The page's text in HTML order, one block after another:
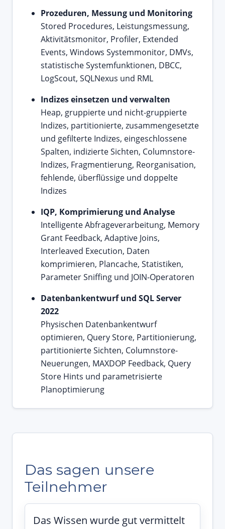
Prozeduren, Messung und Monitoring
Stored Procedures, Leistungsmessung,
Aktivitätsmonitor, Profiler, Extended
Events, Windows Systemmonitor, DMVs,
statistische Systemfunktionen, DBCC,
LogScout, SQLNexus und RML
Indizes einsetzen und verwalten
Heap, gruppierte und nicht-gruppierte
Indizes, partitionierte, zusammengesetzte
und gefilterte Indizes, eingeschlossene
Spalten, indizierte Sichten, Columnstore-
Indizes, Fragmentierung, Reorganisation,
fehlende, überflüssige und doppelte
Indizes
IQP, Komprimierung und Analyse
Intelligente Abfrageverarbeitung, Memory
Grant Feedback, Adaptive Joins,
Interleaved Execution, Daten
komprimieren, Plancache, Statistiken,
Parameter Sniffing und JOIN-Operatoren
Datenbankentwurf und SQL Server
2022
Physischen Datenbankentwurf
optimieren, Query Store, Partitionierung,
partitionierte Sichten, Columnstore-
Neuerungen, MAXDOP Feedback, Query
Store Hints und parametrisierte
Planoptimierung
Das sagen unsere
Teilnehmer
Das Wissen wurde gut vermittelt